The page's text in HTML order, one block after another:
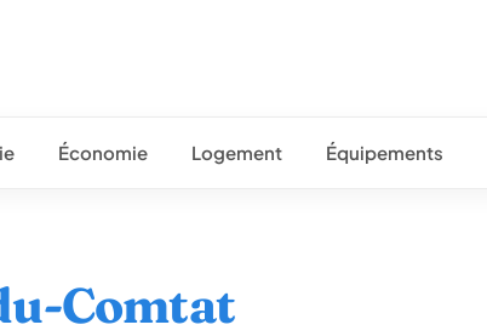
Économie Logement Équipements
Comtat